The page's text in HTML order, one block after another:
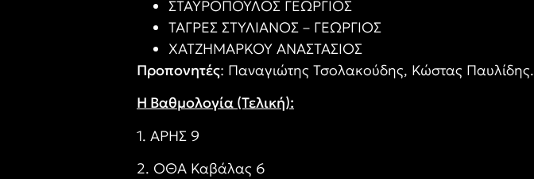
ΣΤΑΥΡΟΠΟΥΛΟΣ ΓΕΩΡΓΙΟΣ
ΤΑΓΡΕΣ ΣΤΥΛΙΑΝΟΣ – ΓΕΩΡΓΙΟΣ
ΧΑΤΖΗΜΑΡΚΟΥ ΑΝΑΣΤΑΣΙΟΣ
Προπονητές: Παναγιώτης Τσολακούδης, Κώστας Παυλίδης.
Η Βαθμολογία (Τελική):
1. ΑΡΗΣ 9
2. ΟΘΑ Καβάλας 6